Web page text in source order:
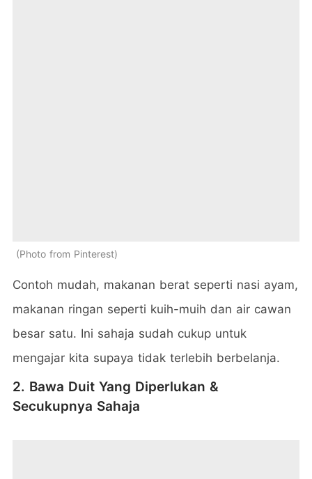
Photo from Pinterest
Contoh mudah, makanan berat seperti nasi ayam,
makanan ringan seperti kuih-muih dan air cawan
besar satu. Ini sahaja sudah cukup untuk
mengajar kita supaya tidak terlebih berbelanja.
2. Bawa Duit Yang Diperlukan &
Secukupnya Sahaja